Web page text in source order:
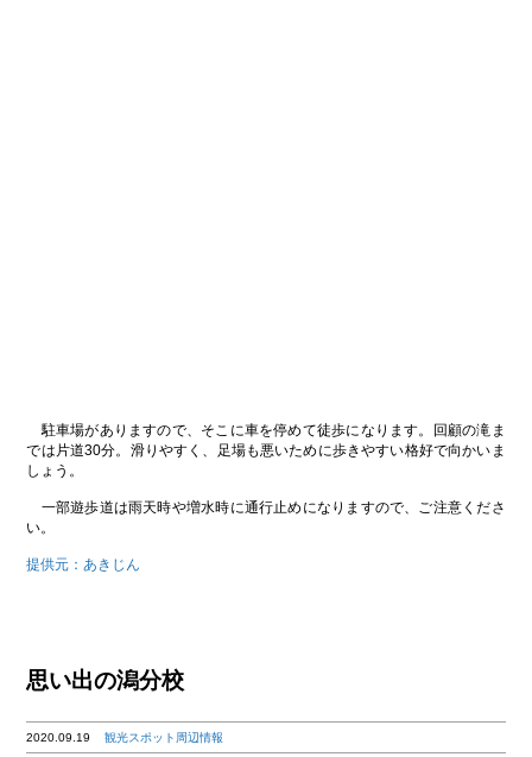
駐車場がありますので、そこに車を停めて徒歩になります。回顧の滝ま
では片道30分。滑りやすく、足場も悪いために歩きやすい格好で向かいま
しょう。
一部遊歩道は雨天時や増水時に通行止めになりますので、ご注意くださ
い。
提供元：あきじん
思い出の潟分校
2020.09.19観光スポット周辺情報